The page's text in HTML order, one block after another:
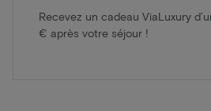
Recevez un cadeau ViaLuxury
€ après votre séjour !